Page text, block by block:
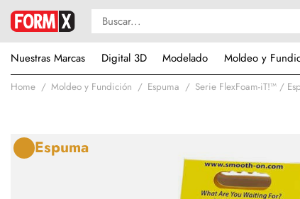
Nuestras Marcas
Digital 3D Modelado Moldeo y
Home Moldeo y Fundición Espuma Serie FlexFoam-iT!™ /
Espuma